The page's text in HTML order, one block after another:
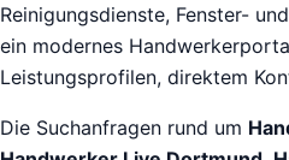
Reinigungsdienste, Fenster-
ein modernes
Leistungsprofilen, direktem
Die Suchanfragen rund um